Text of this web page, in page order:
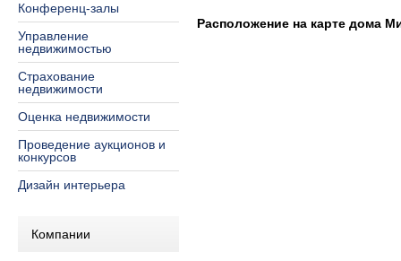
Конференц-залы
Управление
недвижимостью
Страхование
недвижимости
Оценка недвижимости
Проведение аукционов и
конкурсов
Дизайн интерьера
Компании
Расположение на карте дома